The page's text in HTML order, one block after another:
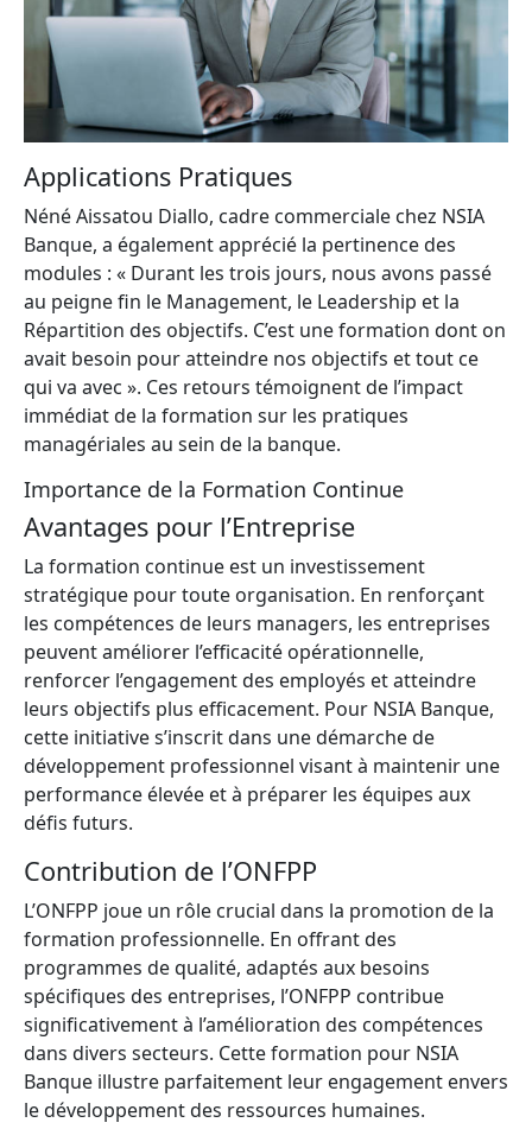
Applications Pratiques
Néné Aissatou Diallo, cadre commerciale chez NSIA
Banque, a également apprécié la pertinence des
modules : « Durant les trois jours, nous avons passé
au peigne fin le Management, le Leadership et la
Répartition des objectifs. C’est une formation dont on
avait besoin pour atteindre nos objectifs et tout ce
qui va avec ». Ces retours témoignent de l’impact
immédiat de la formation sur les pratiques
managériales au sein de la banque.
Importance de la Formation Continue
Avantages pour l’Entreprise
La formation continue est un investissement
stratégique pour toute organisation. En renforçant
les compétences de leurs managers, les entreprises
peuvent améliorer l’efficacité opérationnelle,
renforcer l’engagement des employés et atteindre
leurs objectifs plus efficacement. Pour NSIA Banque,
cette initiative s’inscrit dans une démarche de
développement professionnel visant à maintenir une
performance élevée et à préparer les équipes aux
défis futurs.
Contribution de l’ONFPP
L’ONFPP joue un rôle crucial dans la promotion de la
formation professionnelle. En offrant des
programmes de qualité, adaptés aux besoins
spécifiques des entreprises, l’ONFPP contribue
significativement à l’amélioration des compétences
dans divers secteurs. Cette formation pour NSIA
Banque illustre parfaitement leur engagement envers
le développement des ressources humaines.